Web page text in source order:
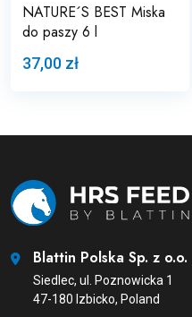
NATURE´S BEST Miska
do paszy 6 l
37,00 zł
Blattin Polska Sp. z o.o.
Siedlec, ul. Poznowicka 1
47-180 Izbicko, Poland